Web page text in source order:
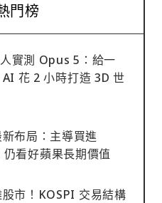
門榜
實測 Opus 5：給一
花 2 小時打造 3D 世
布局：主導買進
看好蘋果長期價值
市！KOSPI 交易結構